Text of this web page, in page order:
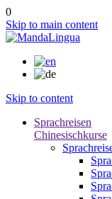
0
Skip to main content
Skip to content
Sprachreisen
Chinesischkurse